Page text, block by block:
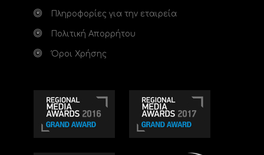
Πληροφορίες για την εταιρεία
Πολιτική Απορρήτου
Όροι Χρήσης